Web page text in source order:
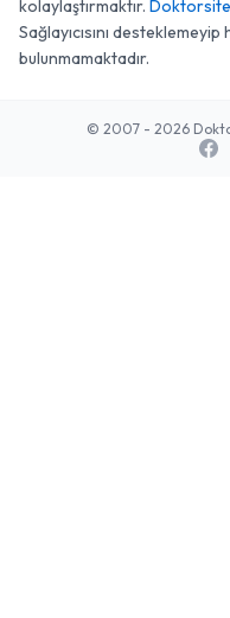
kolaylaştırmaktır.
Sağlayıcısını
bulunmamaktadır.
© 2007 - 2026